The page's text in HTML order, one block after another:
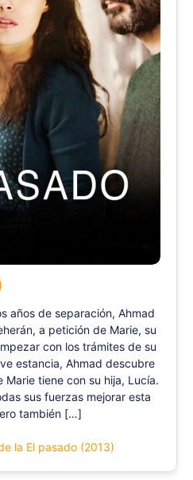
años de separación, Ahmad
a petición de Marie, su
con los trámites de su
estancia, Ahmad descubre
tiene con su hija, Lucía.
sus fuerzas mejorar esta
también […]
la El pasado (2013)